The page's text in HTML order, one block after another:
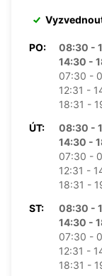
PO:
08:30 -
14:30 -
07:30 -
12:31 -
18:31 -
ÚT:
08:30 -
14:30 -
07:30 -
12:31 -
18:31 -
ST:
08:30 -
14:30 -
07:30 -
12:31 -
18:31 -